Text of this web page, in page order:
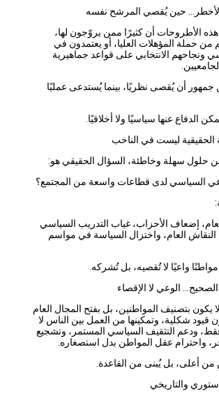
حين يُقصي المرشح نفسه
أن كثيرًا ممن يروّجون لها،
المؤهلات العليا، أو يعتمدون في
الانتخابي على قواعد جماهيرية
يُقصى نظريًا، بينما يُستدعى عمليًا
عنها سياسيًا ولا أخلاقيًا.
ليست في الناخب
سهلة وخاطئة، السؤال الحقيقي هو:
لدى قطاعات واسعة من المجتمع؟
الأحزاب، غياب التدريب السياسي
العام، واختزال السياسة في مواسم
واعيًا لا تُقصيه، بل تُشركه.
الوعي لا الإقصاء
بتصنيف المواطنين، بل بفتح المجال العام
وتمكينها من العمل بين الناس لا
التثقيف السياسي المستمر، وتشجيع
عقل المواطن بدل استصغاره.
بل يُبنى من القاعدة.
والتاريخي